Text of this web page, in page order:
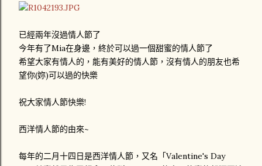
已經兩年沒過情人節了
今年有了Mia在身邊，終於可以過一個甜蜜的情人節了
希望大家有情人的，能有美好的情人節，沒有情人的朋友也希
望你(妳)可以過的快樂
祝大家情人節快樂!
西洋情人節的由來~
每年的二月十四日是西洋情人節，又名「Valentine's Day